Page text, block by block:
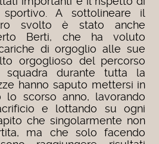
sportivo.A sottolineare il
svolto è stato anche
Berti, che ha voluto
di orgoglio alle sue
orgoglioso del percorso
durante tutta la
hanno saputo mettersi in
lo scorso anno, lavorando
e lottando su ogni
che singolarmente non
ma che solo facendo